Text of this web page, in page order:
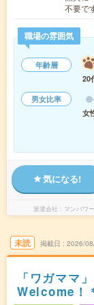
不要で
職場の雰囲気
年齢層
20
男女比率
女
気になる!
派遣会社 マンパワ
未読 掲載日 2026/
「ワガママ
Welcome！